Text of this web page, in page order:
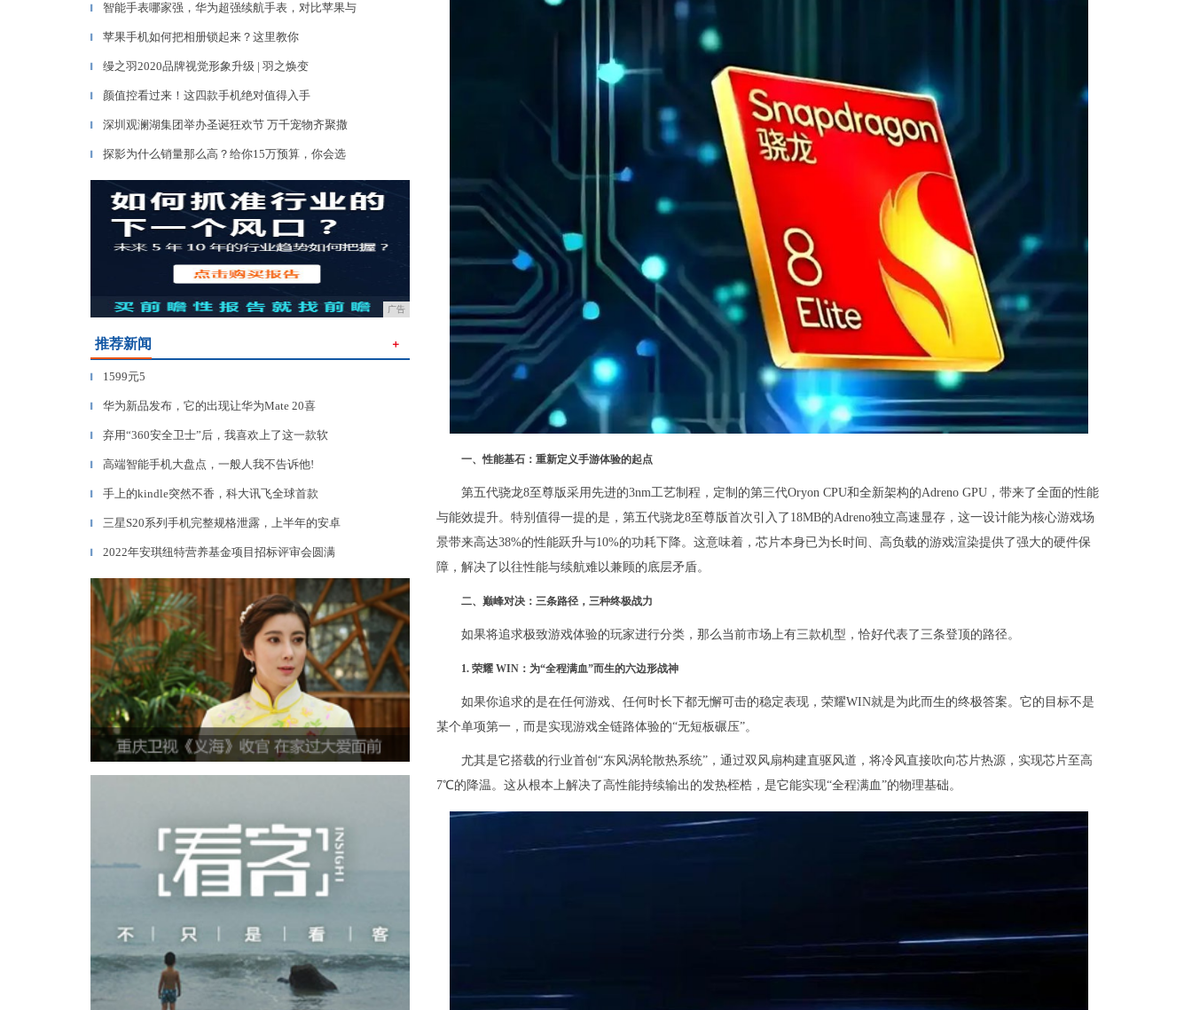
▎ 智能手表哪家强，华为超强续航手表，对比苹果与
▎ 苹果手机如何把相册锁起来？这里教你
▎ 缦之羽2020品牌视觉形象升级 | 羽之焕变
▎ 颜值控看过来！这四款手机绝对值得入手
▎ 深圳观澜湖集团举办圣诞狂欢节 万千宠物齐聚撒
▎ 探影为什么销量那么高？给你15万预算，你会选
广告
推荐新闻 ＋
▎ 1599元5
▎ 华为新品发布，它的出现让华为Mate 20喜
▎ 弃用“360安全卫士”后，我喜欢上了这一款软
▎ 高端智能手机大盘点，一般人我不告诉他!
▎ 手上的kindle突然不香，科大讯飞全球首款
▎ 三星S20系列手机完整规格泄露，上半年的安卓
▎ 2022年安琪纽特营养基金项目招标评审会圆满
一、性能基石：重新定义手游体验的起点
第五代骁龙8至尊版采用先进的3nm工艺制程，定制的第三代Oryon CPU和全新架构的Adreno GPU，带来了全面的性能
与能效提升。特别值得一提的是，第五代骁龙8至尊版首次引入了18MB的Adreno独立高速显存，这一设计能为核心游戏场
景带来高达38%的性能跃升与10%的功耗下降。这意味着，芯片本身已为长时间、高负载的游戏渲染提供了强大的硬件保
障，解决了以往性能与续航难以兼顾的底层矛盾。
二、巅峰对决：三条路径，三种终极战力
如果将追求极致游戏体验的玩家进行分类，那么当前市场上有三款机型，恰好代表了三条登顶的路径。
1. 荣耀 WIN：为“全程满血”而生的六边形战神
如果你追求的是在任何游戏、任何时长下都无懈可击的稳定表现，荣耀WIN就是为此而生的终极答案。它的目标不是
某个单项第一，而是实现游戏全链路体验的“无短板碾压”。
尤其是它搭载的行业首创“东风涡轮散热系统”，通过双风扇构建直驱风道，将冷风直接吹向芯片热源，实现芯片至高
7℃的降温。这从根本上解决了高性能持续输出的发热桎梏，是它能实现“全程满血”的物理基础。